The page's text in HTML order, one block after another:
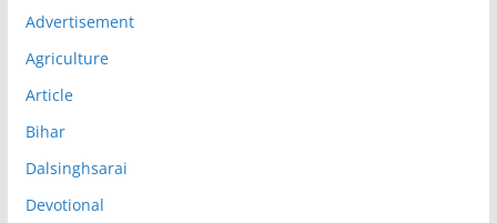
Advertisement
Agriculture
Article
Bihar
Dalsinghsarai
Devotional